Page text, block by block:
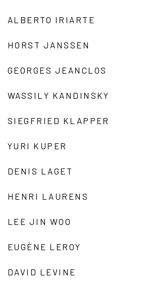
ALBERTO IRIARTE
HORST JANSSEN
GEORGES JEANCLOS
WASSILY KANDINSKY
SIEGFRIED KLAPPER
YURI KUPER
DENIS LAGET
HENRI LAURENS
LEE JIN WOO
EUGÈNE LEROY
DAVID LEVINE